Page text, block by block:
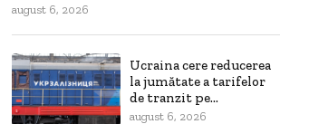
august 6, 2026
Ucraina cere reducerea
la jumătate a tarifelor
de tranzit pe...
august 6, 2026